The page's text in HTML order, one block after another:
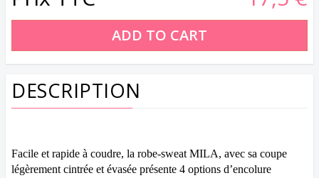
DESCRIPTION
Facile et rapide à coudre, la robe-sweat MILA, avec sa coupe
légèrement cintrée et évasée présente 4 options d’encolure